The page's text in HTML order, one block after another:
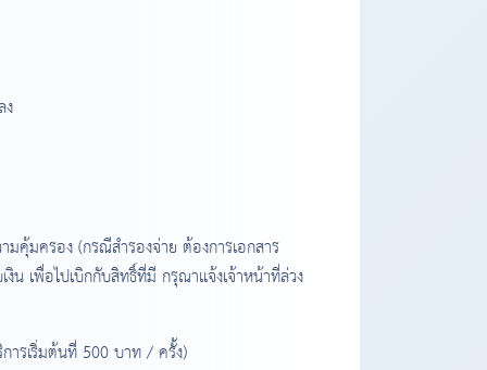
คุ้มครอง (กรณีสำรองจ่าย ต้องการเอกสาร
น เพื่อไปเบิกกับสิทธิ์ที่มี กรุณาแจ้งเจ้าหน้าที่ล่วง
ารเริ่มต้นที่ 500 บาท / ครั้ง)